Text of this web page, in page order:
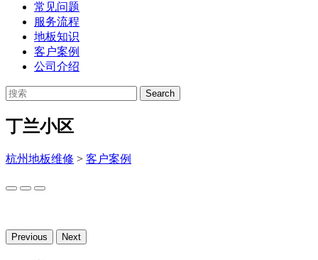
常见问题
服务流程
地板知识
客户案例
公司介绍
Search
丁兰小区
杭州地板维修 > 客户案例
Previous Next